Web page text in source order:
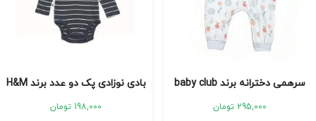
سرهمی دخترانه برند baby club
295,000 تومان
بادی نوزادی پک دو عدد برند H&M
198,000 تومان